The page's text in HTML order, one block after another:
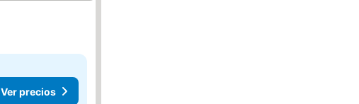
Ver precios